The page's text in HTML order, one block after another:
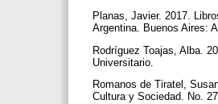
Planas, Javier. 2017.
Argentina. Buenos Aires:
Rodríguez Toajas, Alba.
Universitario.
Romanos de Tiratel,
Cultura y Sociedad. No.